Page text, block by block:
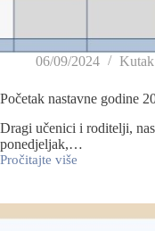
06/09/2024
Početak nastavne godine
Dragi učenici i roditelji,
ponedjeljak,…
Pročitajte više